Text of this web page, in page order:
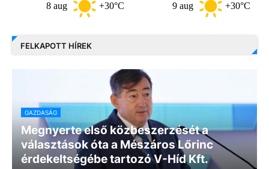
8 aug +30°C 9 aug +30°C
FELKAPOTT HÍREK
GAZDASÁG
Megnyerte első közbeszerzését a
választások óta a Mészáros Lőrinc
érdekeltségébe tartozó V-Híd Kft.